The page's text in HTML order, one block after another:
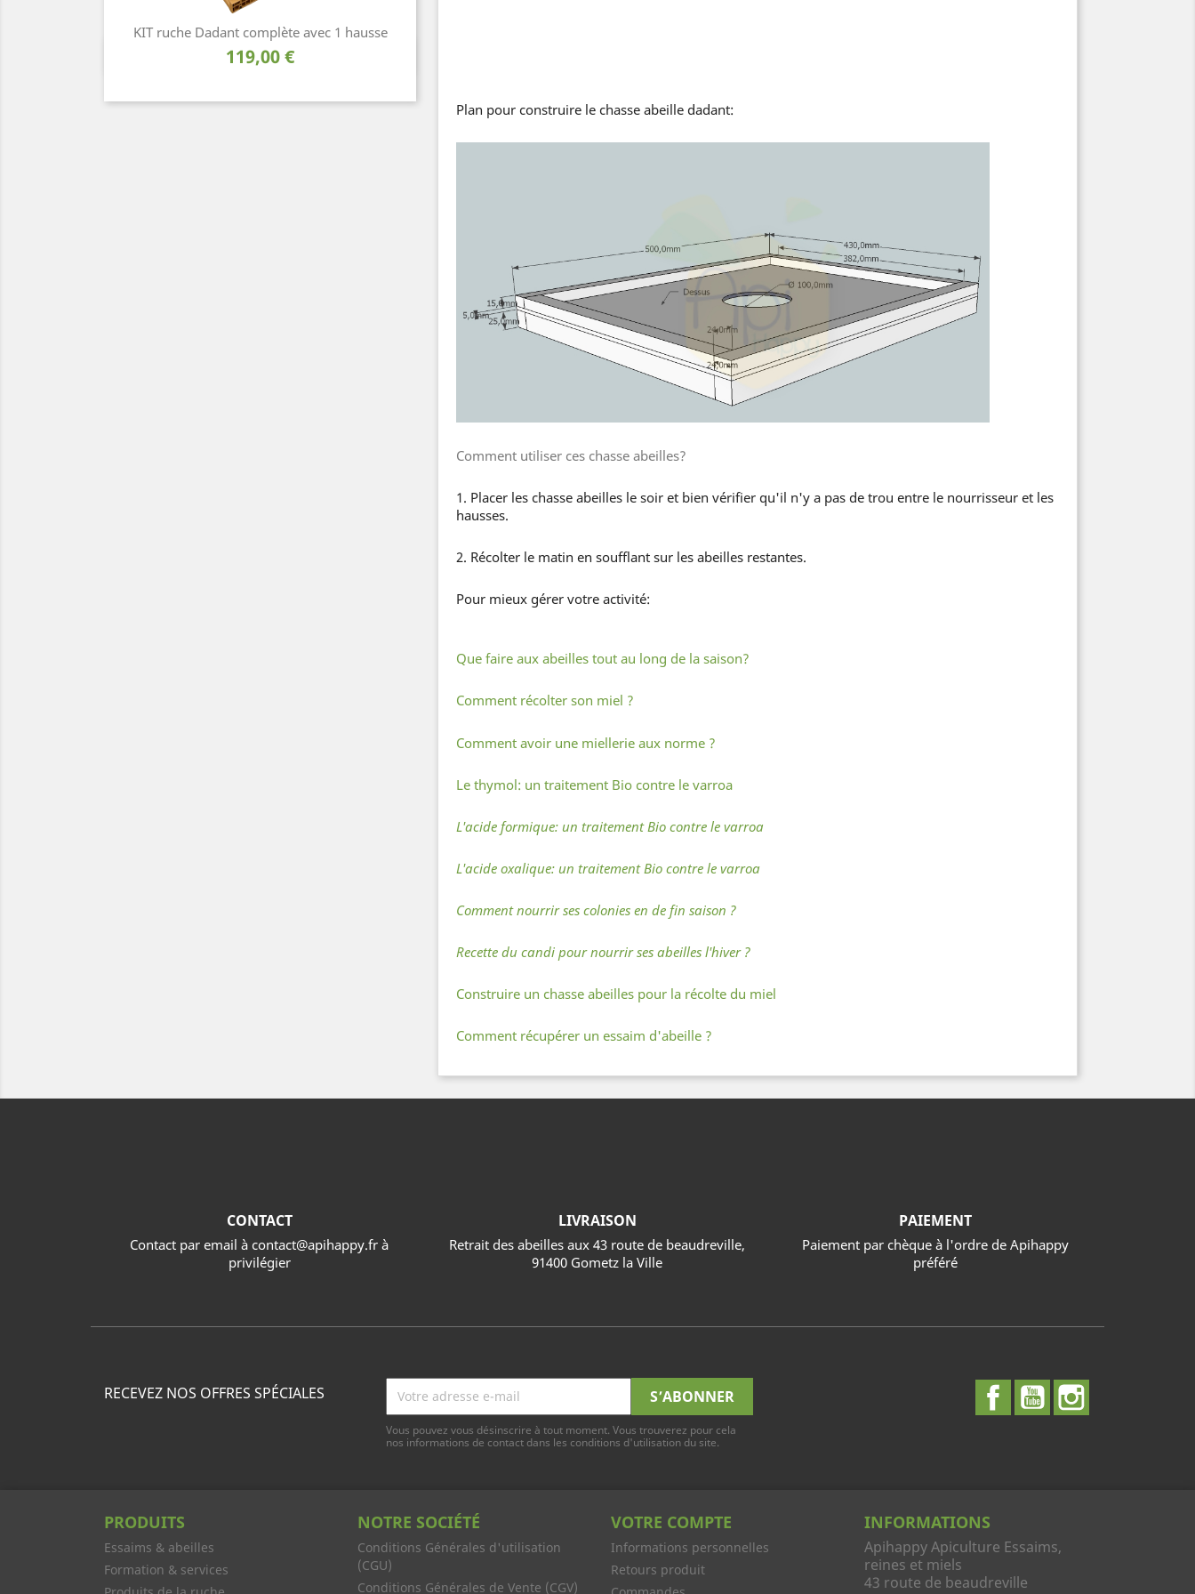
Plan pour construire le chasse abeille dadant:
Comment utiliser ces chasse abeilles?
1. Placer les chasse abeilles le soir et bien vérifier qu'il n'y a pas de trou entre le nourrisseur et les
hausses.
2. Récolter le matin en soufflant sur les abeilles restantes.
Pour mieux gérer votre activité:
Que faire aux abeilles tout au long de la saison?
Comment récolter son miel ?
Comment avoir une miellerie aux norme ?
Le thymol: un traitement Bio contre le varroa
L'acide formique: un traitement Bio contre le varroa
L'acide oxalique: un traitement Bio contre le varroa
Comment nourrir ses colonies en de fin saison ?
Recette du candi pour nourrir ses abeilles l'hiver ?
Construire un chasse abeilles pour la récolte du miel
Comment récupérer un essaim d'abeille ?
KIT ruche Dadant complète avec 1 hausse
Prix
119,00 €
Aperçu rapide
CONTACT
Contact par email à contact@apihappy.fr à
privilégier
LIVRAISON
Retrait des abeilles aux 43 route de beaudreville,
91400 Gometz la Ville
PAIEMENT
Paiement par chèque à l'ordre de Apihappy
préféré
RECEVEZ NOS OFFRES SPÉCIALES
Vous pouvez vous désinscrire à tout moment. Vous trouverez pour cela
nos informations de contact dans les conditions d'utilisation du site.
FacebookYouTube
PRODUITS
Essaims & abeilles
Formation & services
NOTRE SOCIÉTÉ
Conditions Générales d'utilisation
(CGU)
Conditions Générales de Vente (CGV)
VOTRE COMPTE
Informations personnelles
Retours produit
INFORMATIONS
Apihappy Apiculture Essaims,
reines et miels
43 route de beaudreville